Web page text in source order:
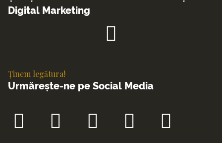
Digital Marketing
Ținem legătura!
Urmărește-ne pe Social Media